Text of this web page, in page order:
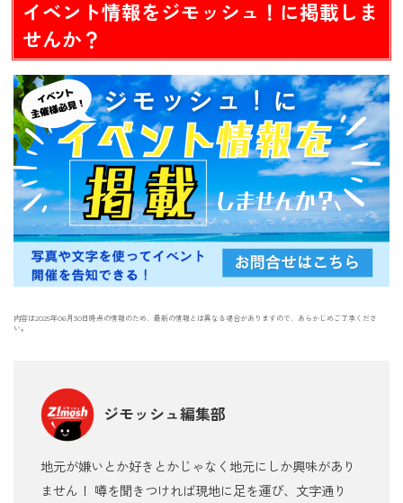
イベント情報をジモッシュ！に掲載しま
せんか？
内容は2025年06月30日時点の情報のため、最新の情報とは異なる場合がありますので、あらかじめご了承くださ
い。
ジモッシュ編集部
地元が嫌いとか好きとかじゃなく地元にしか興味があり
ません！ 噂を聞きつければ現地に足を運び、文字通り